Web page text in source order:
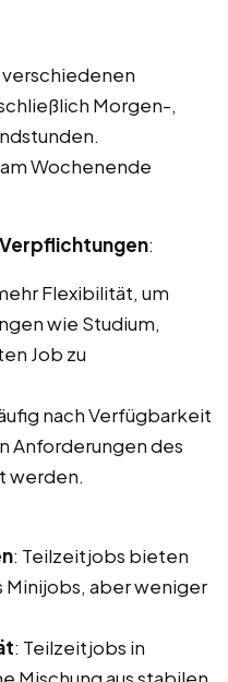
Morgen-,
Wochenende
:
Flexibilität, um
wie Studium,
Job zu
nach Verfügbarkeit
Anforderungen des
werden.
: Teilzeitjobs bieten
Minijobs, aber weniger
: Teilzeitjobs in